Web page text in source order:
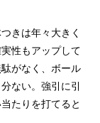
きは年々大きく
性もアップして
がなく、ボール
ない。強引に引
たりを打てると